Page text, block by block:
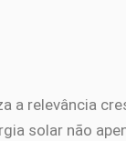
a relevância
solar não